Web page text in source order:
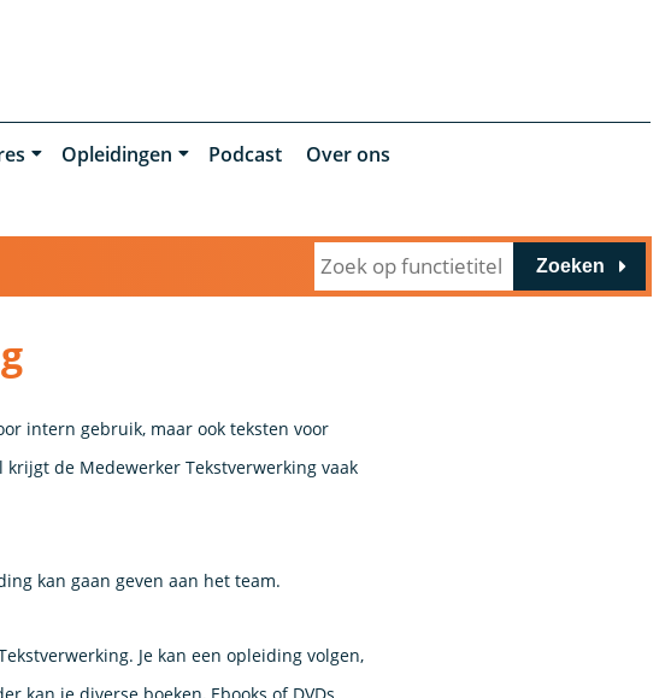
Opleidingen Podcast
Over ons
Zoeken
intern gebruik, maar ook teksten voor
de Medewerker Tekstverwerking vaak
kan gaan geven aan het team.
Je kan een opleiding volgen,